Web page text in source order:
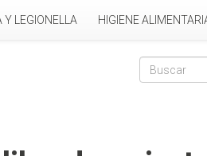
Y LEGIONELLA HIGIENE